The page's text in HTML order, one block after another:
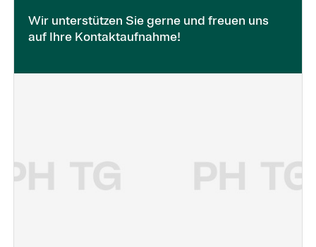
Wir unterstützen Sie gerne und freuen uns
auf Ihre Kontaktaufnahme!